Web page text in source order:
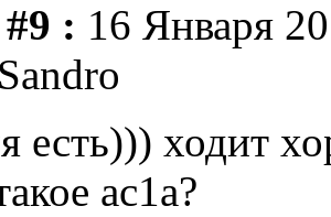
: 16 Января
есть))) ходит
ас1а?